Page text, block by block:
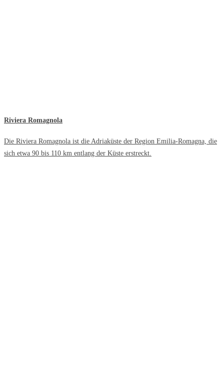
Riviera Romagnola
Die Riviera Romagnola ist die Adriaküste der Region Emilia-Romagna, die
sich etwa 90 bis 110 km entlang der Küste erstreckt.